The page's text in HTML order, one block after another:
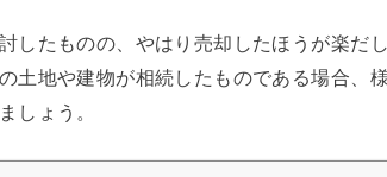
したものの、やはり売却したほうが楽だ
土地や建物が相続したものである場合、
しょう。